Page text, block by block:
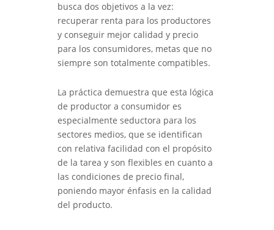
busca dos objetivos a la vez:
recuperar renta para los productores
y conseguir mejor calidad y precio
para los consumidores, metas que no
siempre son totalmente compatibles.
La práctica demuestra que esta lógica
de productor a consumidor es
especialmente seductora para los
sectores medios, que se identifican
con relativa facilidad con el propósito
de la tarea y son flexibles en cuanto a
las condiciones de precio final,
poniendo mayor énfasis en la calidad
del producto.